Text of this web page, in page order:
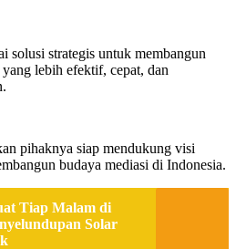
solusi strategis untuk membangun
lebih efektif, cepat, dan
pihaknya siap mendukung visi
budaya mediasi di Indonesia.
Tiap Malam di
Solar